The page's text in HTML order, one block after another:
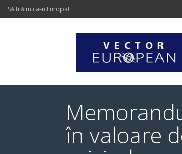
Să trăim ca-n Europa!
în valoare